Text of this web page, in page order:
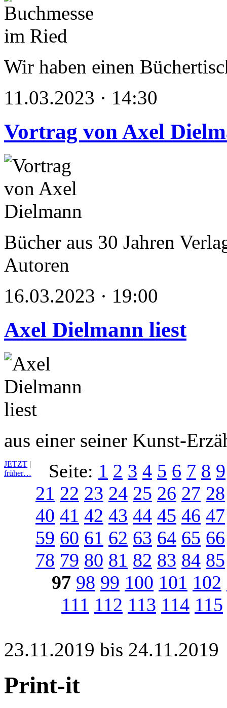
Wir haben einen
11.03.2023 · 14:30
Vortrag von Axel
Bücher aus 30 Jahren
Autoren
16.03.2023 · 19:00
Axel Dielmann liest
aus einer seiner Kunst-
JETZT |
früher…
Seite: 1 2 3 4 5 6 7 8 9
21 22 23 24 25 26 27 28
40 41 42 43 44 45 46 47
59 60 61 62 63 64 65 66
78 79 80 81 82 83 84 85
97 98 99 100 101 102
111 112 113 114 115
23.11.2019 bis 24.11.2019
Print-it